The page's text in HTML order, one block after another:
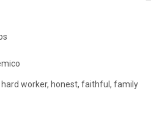
hard worker, honest, faithful, family